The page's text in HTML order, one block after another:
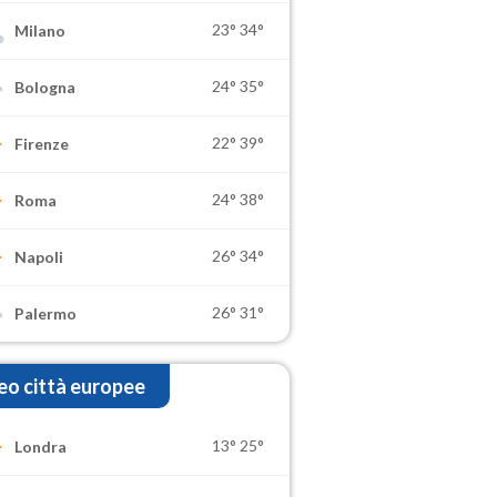
Milano 23° 34°
Bologna 24° 35°
Firenze 22° 39°
Roma 24° 38°
Napoli 26° 34°
Palermo 26° 31°
città europee
Londra 13° 25°